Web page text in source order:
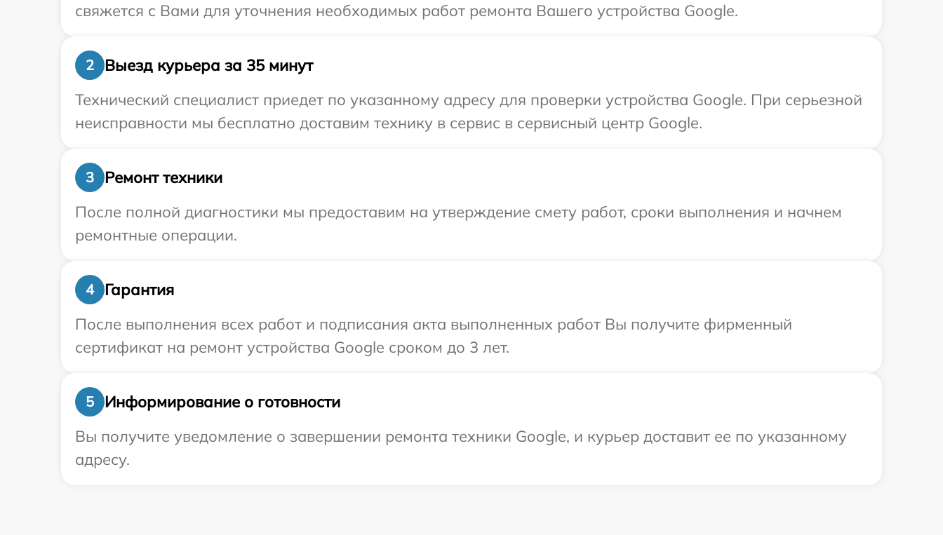
свяжется с Вами для уточнения необходимых работ ремонта Вашего устройства Google.
2
Выезд курьера за 35 минут
Технический специалист приедет по указанному адресу для проверки устройства Google. При серьезной
неисправности мы бесплатно доставим технику в сервис в сервисный центр Google.
3
Ремонт техники
После полной диагностики мы предоставим на утверждение смету работ, сроки выполнения и начнем
ремонтные операции.
4
Гарантия
После выполнения всех работ и подписания акта выполненных работ Вы получите фирменный
сертификат на ремонт устройства Google сроком до 3 лет.
5
Информирование о готовности
Вы получите уведомление о завершении ремонта техники Google, и курьер доставит ее по указанному
адресу.